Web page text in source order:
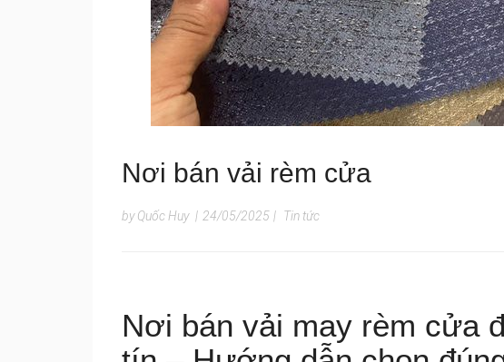
Nơi bán vải rèm cửa
by Quốc Huy | 24/05/2025 | Tin tức
Nơi bán vải may rèm cửa